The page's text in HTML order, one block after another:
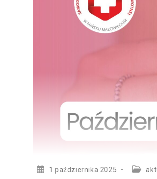
Post1 października 2025
Post